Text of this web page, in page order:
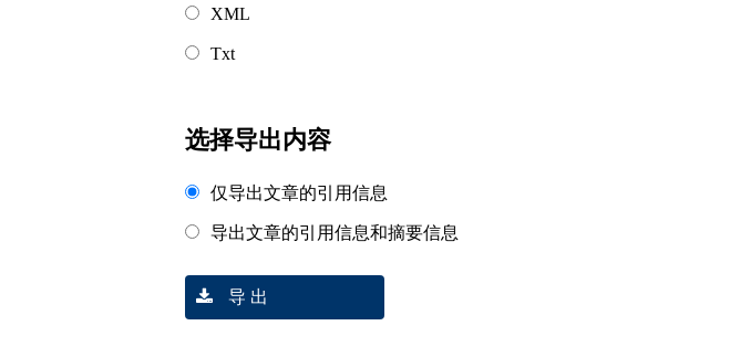
XML
Txt
选择导出内容
仅导出文章的引用信息
导出文章的引用信息和摘要信息
导 出